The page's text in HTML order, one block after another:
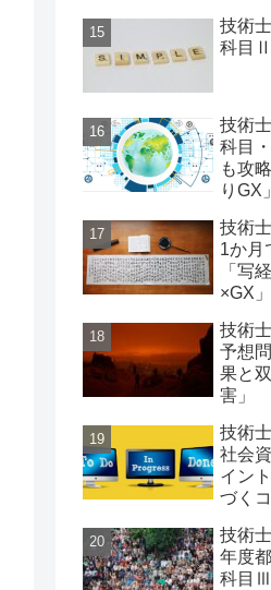
技術
科目
技術
科目
も攻
りGX
技術
1か月
「写
×GX」
技術
予想
果と
害」
技術
社会
イン
づく
技術
年度
科目Ⅲ